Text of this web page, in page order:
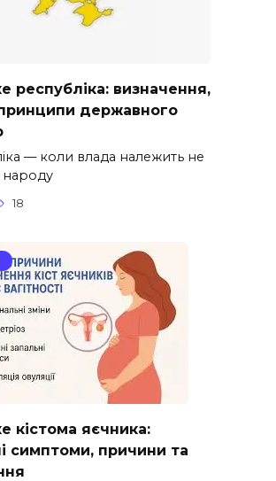
республіка: визначення,
державного
— коли влада належить не
народу
18
кістома яєчника:
симптоми, причини та